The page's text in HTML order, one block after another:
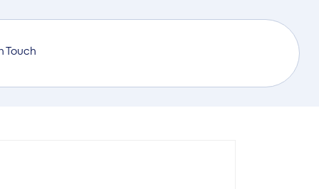
Touch